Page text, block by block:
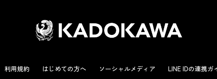
利用規約 はじめての方へ ソーシャルメディア LINE IDの連携ガ